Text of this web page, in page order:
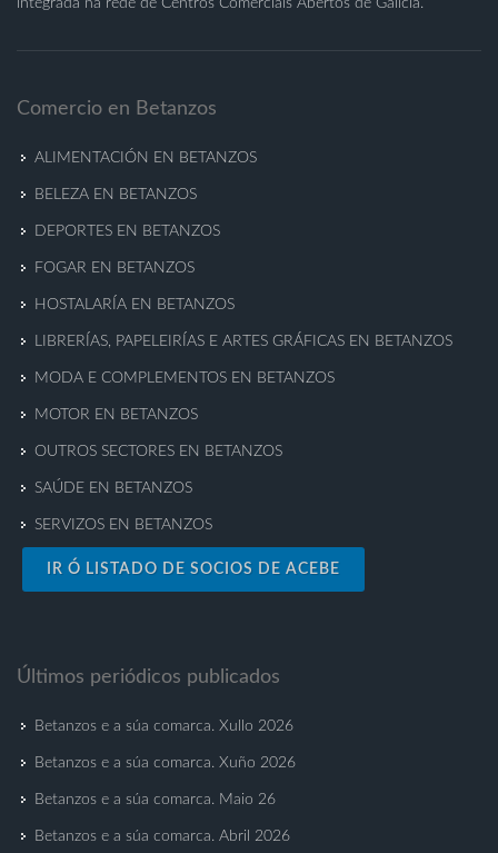
integrada na rede de Centros Comerciais Abertos de Galicia.
Comercio en Betanzos
ALIMENTACIÓN EN BETANZOS
BELEZA EN BETANZOS
DEPORTES EN BETANZOS
FOGAR EN BETANZOS
HOSTALARÍA EN BETANZOS
LIBRERÍAS, PAPELEIRÍAS E ARTES GRÁFICAS EN BETANZOS
MODA E COMPLEMENTOS EN BETANZOS
MOTOR EN BETANZOS
OUTROS SECTORES EN BETANZOS
SAÚDE EN BETANZOS
SERVIZOS EN BETANZOS
IR Ó LISTADO DE SOCIOS DE ACEBE
Últimos periódicos publicados
Betanzos e a súa comarca. Xullo 2026
Betanzos e a súa comarca. Xuño 2026
Betanzos e a súa comarca. Maio 26
Betanzos e a súa comarca. Abril 2026